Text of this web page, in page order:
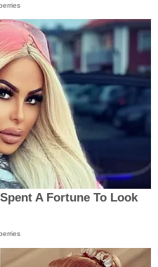
A Fortune To Look